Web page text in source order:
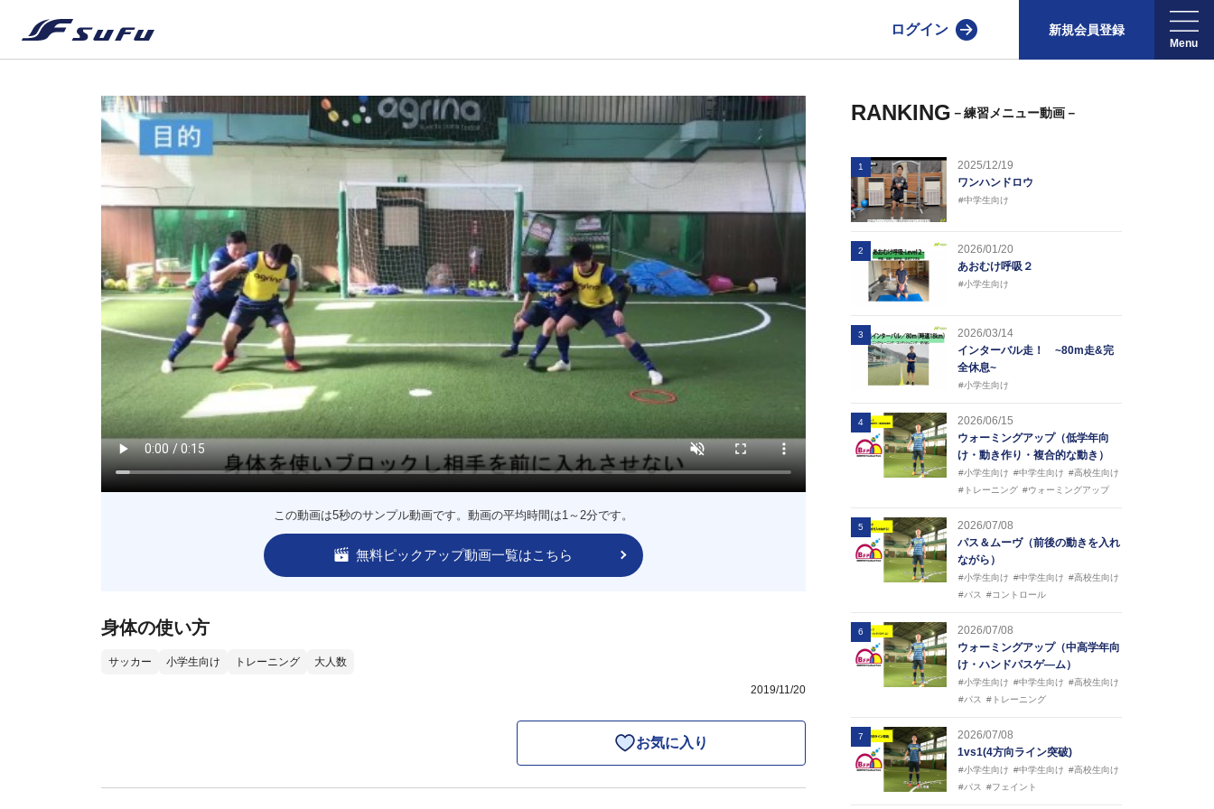
ログイン 新規会員登録
この動画は5秒のサンプル動画です。動画の平均時間は1～2分です。
無料ピックアップ動画一覧はこちら
身体の使い方
サッカー 小学生向け トレーニング 大人数
2019/11/20
お気に入り
RANKING －練習メニュー動画－
1
2025/12/19
ワンハンドロウ
#中学生向け
2
2026/01/20
あおむけ呼吸２
#小学生向け
3
2026/03/14
インターバル走！ ~80m走&完
全休息~
#小学生向け
4
2026/06/15
ウォーミングアップ（低学年向
け・動き作り・複合的な動き）
#小学生向け #中学生向け #高校生向け
#トレーニング #ウォーミングアップ
5
2026/07/08
パス＆ムーヴ（前後の動きを入れ
ながら）
#小学生向け #中学生向け #高校生向け
#パス
#コントロール
6
2026/07/08
ウォーミングアップ（中高学年向
け・ハンドパスゲ―ム）
#小学生向け #中学生向け #高校生向け
#パス
#トレーニング
7
2026/07/08
1vs1(4方向ライン突破)
#小学生向け #中学生向け #高校生向け
#パス
#フェイント